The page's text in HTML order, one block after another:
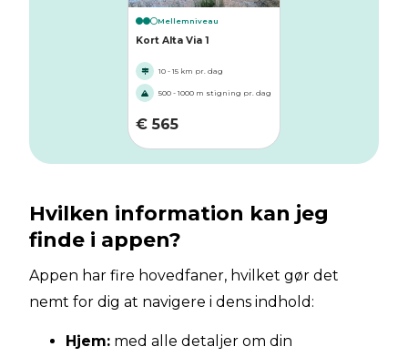
Mellemniveau
Kort Alta Via 1
10 - 15 km pr. dag
500 - 1000 m stigning pr. dag
€ 565
Hvilken information kan jeg
finde i appen?
Appen har fire hovedfaner, hvilket gør det
nemt for dig at navigere i dens indhold:
Hjem: med alle detaljer om din